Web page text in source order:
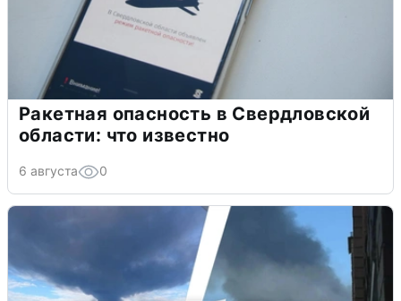
Ракетная опасность в Свердловской
области: что известно
6 августа 0